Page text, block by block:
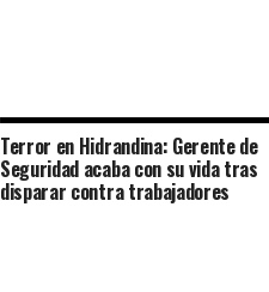
Terror en Hidrandina: Gerente de
Seguridad acaba con su vida tras
disparar contra trabajadores